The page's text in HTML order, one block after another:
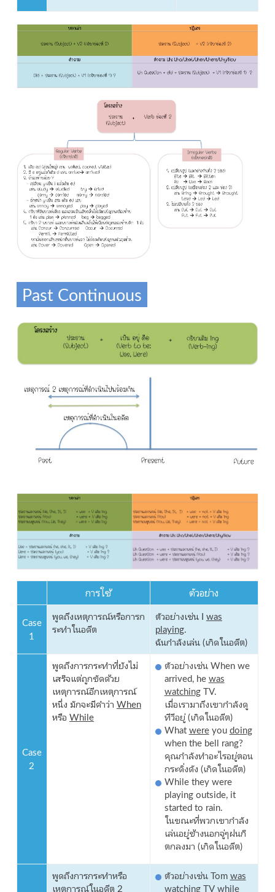
Past Continuous
การใช้ ตัวอย่าง
Case
1
พูดถึงเหตุการณ์หรือการก
ระทำในอดีต
ตัวอย่างเช่น I was
playing.
ฉันกำลังเล่น (เกิดในอดีต)
Case
2
พูดถึงการกระทำที่ยังไม่
เสร็จแต่ถูกขัดด้วย
เหตุการณ์อีกเหตุการณ์
หนึ่ง มักจะมีคำว่า When
หรือ While
ตัวอย่างเช่น When we
arrived, he was
watchingTV.
เมื่อเรามาถึงเขากำลังดู
ทีวีอยู่ (เกิดในอดีต)
What wereyou doing
when the bell rang?
คุณกำลังทำอะไรอยู่ตอน
กระดิ่งดัง (เกิดในอดีต)
While they were
playing outside, it
started to rain.
ในขณะที่พวกเขากำลัง
เล่นอยู่ข้างนอกจู่ๆฝนก็
ตกลงมา (เกิดในอดีต)
พูดถึงการกระทำหรือ
เหตุการณ์ในอดีต 2
ตัวอย่างเช่น Tom was
watchingTV while